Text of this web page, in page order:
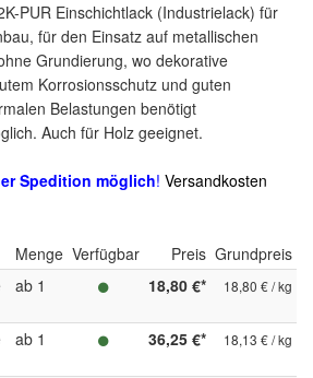
PUR Einschichtlack (Industrielack) für
für den Einsatz auf metallischen
Grundierung, wo dekorative
Korrosionsschutz und guten
Belastungen benötigt
Auch für Holz geeignet.
Spedition möglich! Versandkosten
Menge Verfügbar Preis Grundpreis
ab 1 18,80 €* 18,80 € / kg
ab 1 36,25 €* 18,13 € / kg